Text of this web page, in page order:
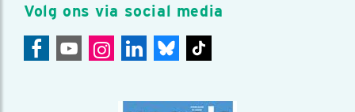
Volg ons via social media